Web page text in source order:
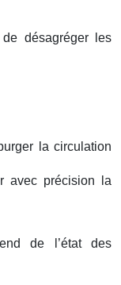
de désagréger les
la circulation
avec précision la
de l’état des